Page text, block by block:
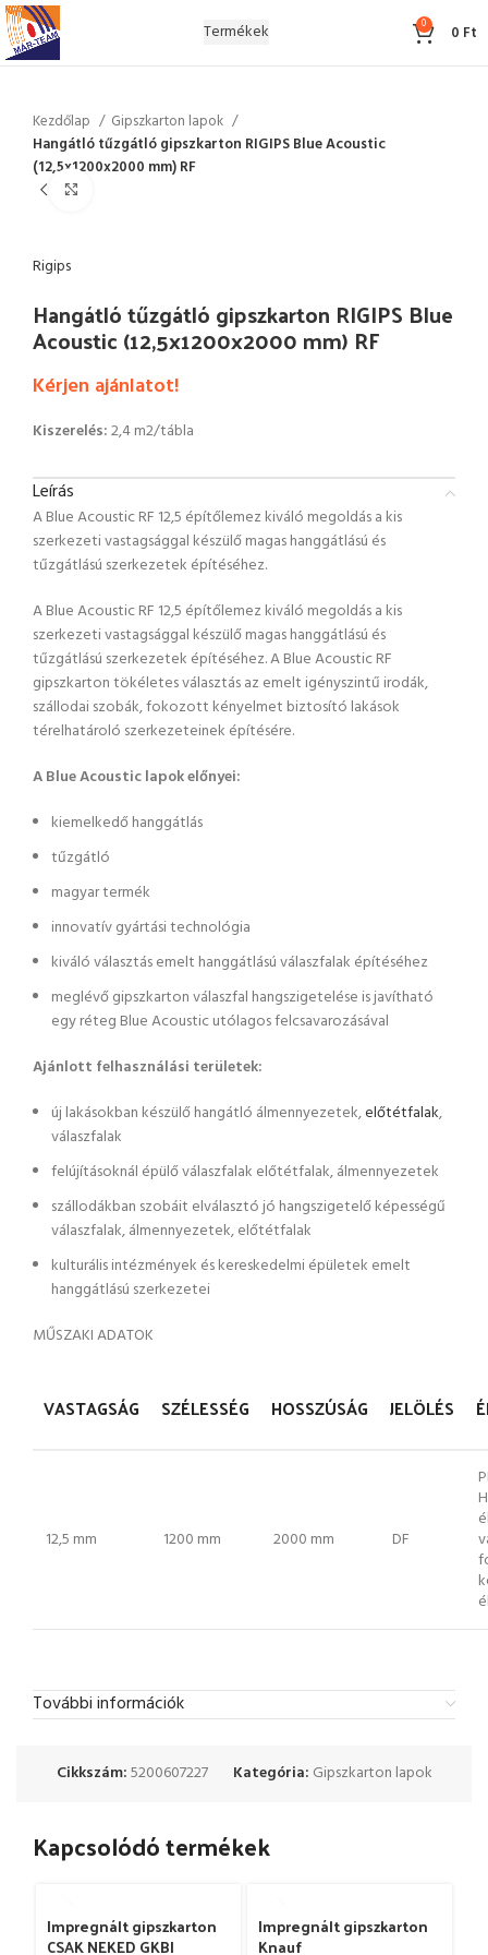
Termékek 0 0 Ft
Kezdőlap
Gipszkarton lapok
Hangátló tűzgátló gipszkarton RIGIPS Blue Acoustic
(12,5x1200x2000 mm) RF
Rigips
Hangátló tűzgátló gipszkarton RIGIPS Blue
Acoustic (12,5x1200x2000 mm) RF
Kérjen ajánlatot!
Kiszerelés:2,4 m2/tábla
Leírás
A Blue Acoustic RF 12,5 építőlemez kiváló megoldás a kis
szerkezeti vastagsággal készülő magas hanggátlású és
tűzgátlású szerkezetek építéséhez.
A Blue Acoustic RF 12,5 építőlemez kiváló megoldás a kis
szerkezeti vastagsággal készülő magas hanggátlású és
tűzgátlású szerkezetek építéséhez. A Blue Acoustic RF
gipszkarton tökéletes választás az emelt igényszintű irodák,
szállodai szobák, fokozott kényelmet biztosító lakások
térelhatároló szerkezeteinek építésére.
A Blue Acoustic lapok előnyei:
kiemelkedő hanggátlás
tűzgátló
magyar termék
innovatív gyártási technológia
kiváló választás emelt hanggátlású válaszfalak építéséhez
meglévő gipszkarton válaszfal hangszigetelése is javítható
egy réteg Blue Acoustic utólagos felcsavarozásával
Ajánlott felhasználási területek:
új lakásokban készülő hangátló álmennyezetek,előtétfalak,
válaszfalak
felújításoknál épülő válaszfalak előtétfalak, álmennyezetek
szállodákban szobáit elválasztó jó hangszigetelő képességű
válaszfalak, álmennyezetek, előtétfalak
kulturális intézmények és kereskedelmi épületek emelt
hanggátlású szerkezetei
MŰSZAKI ADATOK
VASTAGSÁG SZÉLESSÉG HOSSZÚSÁG JELÖLÉS
12,5 mm 1200 mm 2000 mm DF
További információk
Cikkszám:5200607227 Kategória: Gipszkarton lapok
Kapcsolódó termékek
Impregnált gipszkarton
CSAK NEKED GKBI
Impregnált gipszkarton
Knauf